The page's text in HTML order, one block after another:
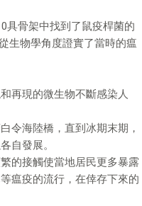
具骨架中找到了鼠疫桿菌的
生物學角度證實了當時的瘟
再現的微生物不斷感染人
令海陸橋，直到冰期末期，
自發展。
的接觸使當地居民更多暴露
瘟疫的流行，在倖存下來的